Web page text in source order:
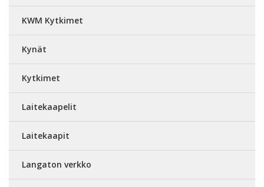
KWM Kytkimet
Kynät
Kytkimet
Laitekaapelit
Laitekaapit
Langaton verkko